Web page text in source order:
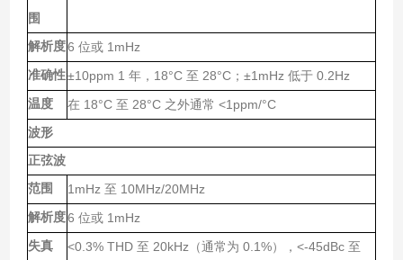
围
解析度6 位或1mHz
准确性±10ppm 1 年， 18°C 至 28°C； ±1mHz 低于0.2Hz
温度 在 18°C 至 28°C 之外通常 <1ppm/°C
波形
正弦波
范围 1mHz 至 10MHz/20MHz
解析度6 位或1mHz
失真 <0.3% THD 至 20kHz （通常为 0.1%）， <-45dBc 至